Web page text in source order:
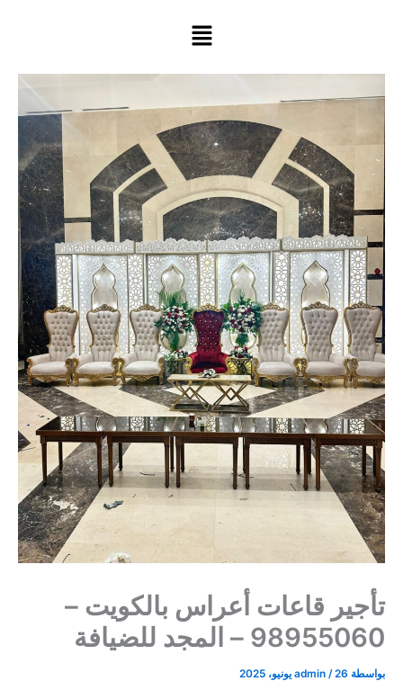
تأجير قاعات أعراس بالكويت –
98955060 – المجد للضيافة
بواسطة admin /26 يونيو، 2025